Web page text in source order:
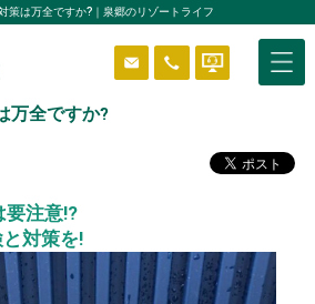
策は万全ですか?｜泉郷のリゾートライフ
万全ですか?
要注意!?
対策を!